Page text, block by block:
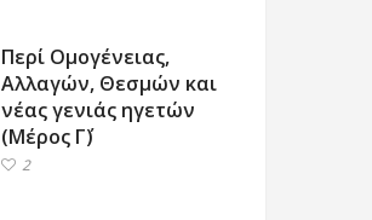
Περί Ομογένειας,
Αλλαγών, Θεσμών και
νέας γενιάς ηγετών
(Μέρος Γ΄)
2